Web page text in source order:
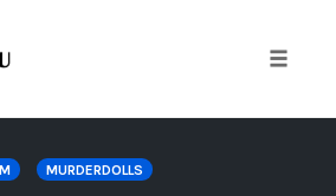
M MURDERDOLLS